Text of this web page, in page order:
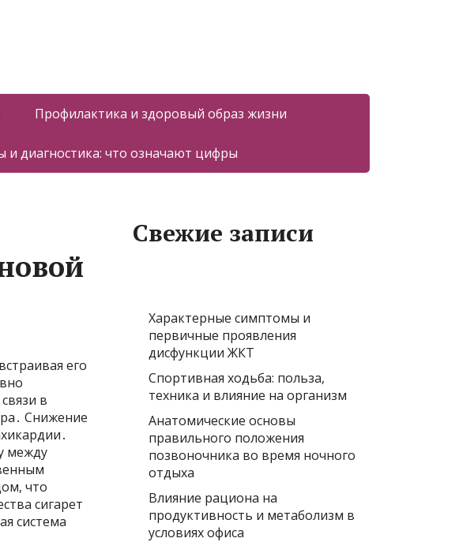
Профилактика и здоровый образ жизни
и диагностика: что означают цифры
его
в
Снижение
между
что
сигарет
система
Свежие записи
Характерные симптомы и
первичные проявления
дисфункции ЖКТ
Спортивная ходьба: польза,
техника и влияние на организм
Анатомические основы
правильного положения
позвоночника во время ночного
отдыха
Влияние рациона на
продуктивность и метаболизм в
условиях офиса